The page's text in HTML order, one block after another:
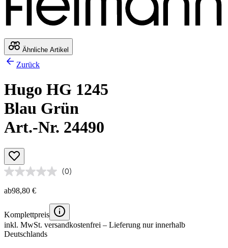
Ähnliche Artikel
Zurück
Hugo HG 1245
Blau Grün
Art.-Nr. 24490
(0)
ab98,80 €
Komplettpreis
inkl. MwSt. versandkostenfrei – Lieferung nur innerhalb
Deutschlands